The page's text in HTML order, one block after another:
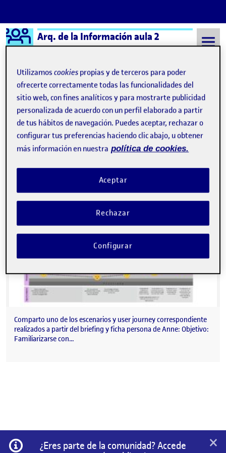
Saltar al contenido
Logo Ágora
Arq. de la Información aula 2
Semestre 20212 - Aula 2 Adela Stanciu
Adela Stanciu
PAC 2 – Escenario y User Journey
Publicado por
Adela Stanciu
Fecha de publicación5 abril, 2022 8:54 am
-comentario
Comparto uno de los escenarios y user journey correspondiente
realizados a partir del briefing y ficha persona de Anne: Objetivo:
Familiarizarse con…
Información
¿Eres parte de la comunidad? Accede
×
Utilizamoscookies propias y de terceros para poder
ofrecerte correctamente todas las funcionalidades del
sitio web, con fines analíticos y para mostrarte publicidad
personalizada de acuerdo con un perfil elaborado a partir
de tus hábitos de navegación. Puedes aceptar, rechazar o
configurar tus preferencias haciendo clic abajo, u obtener
más información en nuestra política de cookies.
Rechazar
Aceptar
Configurar